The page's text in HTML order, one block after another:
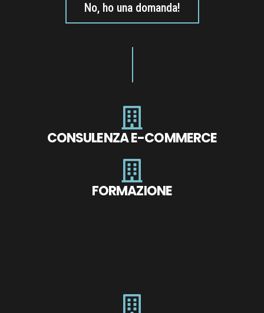
No, ho una domanda!
CONSULENZA E-COMMERCE
FORMAZIONE